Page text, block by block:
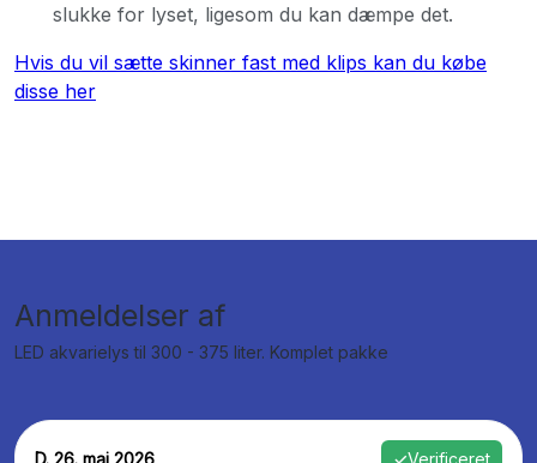
slukke for lyset, ligesom du kan dæmpe det.
Hvis du vil sætte skinner fast med klips kan du købe
disse her
Anmeldelser af
LED akvarielys til 300 - 375 liter. Komplet pakke
D. 26. maj 2026 ✓Verificeret